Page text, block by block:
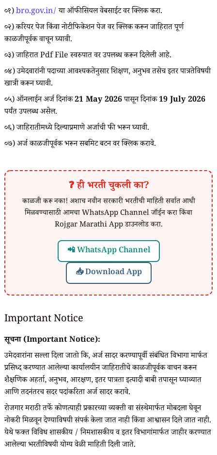
०१)bro.gov.in/या ऑफीसियल वेबसाईट वर क्लिक करा.
०२) करियर पेज किंवा नोटीफिकेशन पेज वर क्लिक करून जाहिरात पूर्ण
काळजीपूर्वक वाचून घ्यावी.
०३) जाहिरात Pdf File स्वरुपात वर उपलब्ध करून दिलेली आहे.
०४) उमेदवारांनी पदाच्या आवश्यकतेनुसार शिक्षण, अनुभव तसेच इतर पात्रतेविषयी
खात्री करून घ्यावी.
०५) ऑनलाईन अर्ज दिनांक21 May 2026पासून दिनांक19 July 2026
पर्यंत उपलब्ध असेल.
०६) जाहिरातीमध्ये दिल्याप्रमाणे अर्जाची फी भरून घ्यावी.
०७) अर्ज काळजीपूर्वक भरून सबमिट बटन वर क्लिक करावे.
❓ ही भरती चुकली का?
काळजी करू नका! अशाच नवीन सरकारी भरतीची माहिती सर्वात आधी
मिळवण्यासाठी आमचा WhatsApp Channel जॉईन करा किंवा
Rojgar Marathi App डाउनलोड करा.
📲 WhatsApp Channel
📥 Download App
Important Notice
सूचना (Important Notice):
उमेदवारांना सल्ला दिला जातो कि, अर्ज सादर करण्यापूर्वी संबंधित विभागा मार्फत
प्रसिध्द करण्यात आलेल्या कार्यालयीन जाहिरातीचे काळजीपूर्वक वाचन करून
शैक्षणिक अहर्ता, अनुभव, आरक्षण, इतर पात्रता इत्यादी बाबी तपासून घ्याव्यात
आणि तदनंतरच सदर पदांकरिता अर्ज सादर करावे.
रोजगार मराठी तर्फे कोणत्याही प्रकारच्या व्यक्ती वा संस्थेमार्फत मोबदला घेवून
नोकरी मिळवून देण्याविषयी संपर्क केला जात नाही किंवा आश्वासन दिले जात नाही.
येथे फक्त विविध शासकीय / निमशासकीय व इतर विभागांमार्फत जाहीर करण्यात
आलेल्या भरतीविषयी योग्य वेळी माहिती दिली जाते.